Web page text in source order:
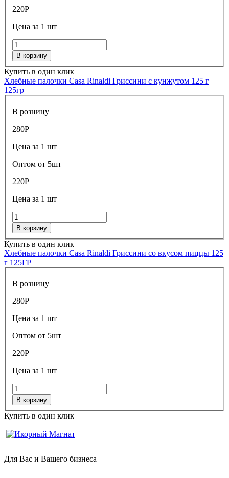
220Р
Цена за 1 шт
В корзину
Купить в один клик
Хлебные палочки Casa Rinaldi Гриссини с кунжутом 125 г
125гр
В розницу
280Р
Цена за 1 шт
Оптом от 5шт
220Р
Цена за 1 шт
В корзину
Купить в один клик
Хлебные палочки Casa Rinaldi Гриссини со вкусом пиццы 125
г 125ГР
В розницу
280Р
Цена за 1 шт
Оптом от 5шт
220Р
Цена за 1 шт
В корзину
Купить в один клик
Для Вас и Вашего бизнеса